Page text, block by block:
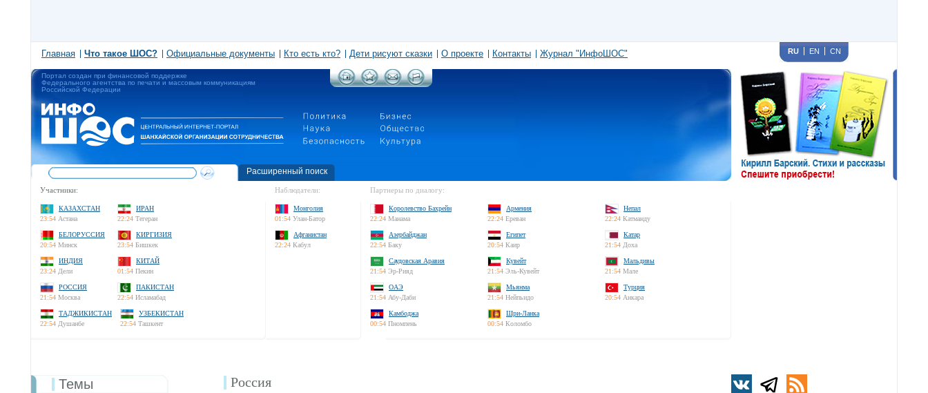
Главная Что такое ШОС? Официальные документы Кто есть кто? Дети рисуют сказки О проекте Контакты Журнал "ИнфоШОС" RU EN CN
Портал создан при финансовой поддержке
Федерального агентства по печати и массовым коммуникациям
Российской Федерации
Расширенный поиск
Участники:
КАЗАХСТАН
23:54 Астана
ИРАН
22:24 Тегеран
БЕЛОРУССИЯ
20:54 Минск
КИРГИЗИЯ
23:54 Бишкек
ИНДИЯ
23:24 Дели
КИТАЙ
01:54 Пекин
РОССИЯ
21:54 Москва
ПАКИСТАН
22:54 Исламабад
ТАДЖИКИСТАН
22:54 Душанбе
УЗБЕКИСТАН
22:54 Ташкент
Наблюдатели:
Монголия
01:54 Улан-Батор
Афганистан
22:24 Кабул
Партнеры по диалогу:
Королевство Бахрейн
22:24 Манама
Армения
22:24 Ереван
Непал
22:24 Катманду
Азербайджан
22:54 Баку
Египет
20:54 Каир
Катар
21:54 Доха
Саудовская Аравия
21:54 Эр-Рияд
Кувейт
21:54 Эль-Кувейт
Мальдивы
21:54 Мале
ОАЭ
21:54 Абу-Даби
Мьянма
21:54 Нейпьидо
Турция
20:54 Анкара
Камбоджа
00:54 Пномпень
Шри-Ланка
00:54 Коломбо
Темы Россия